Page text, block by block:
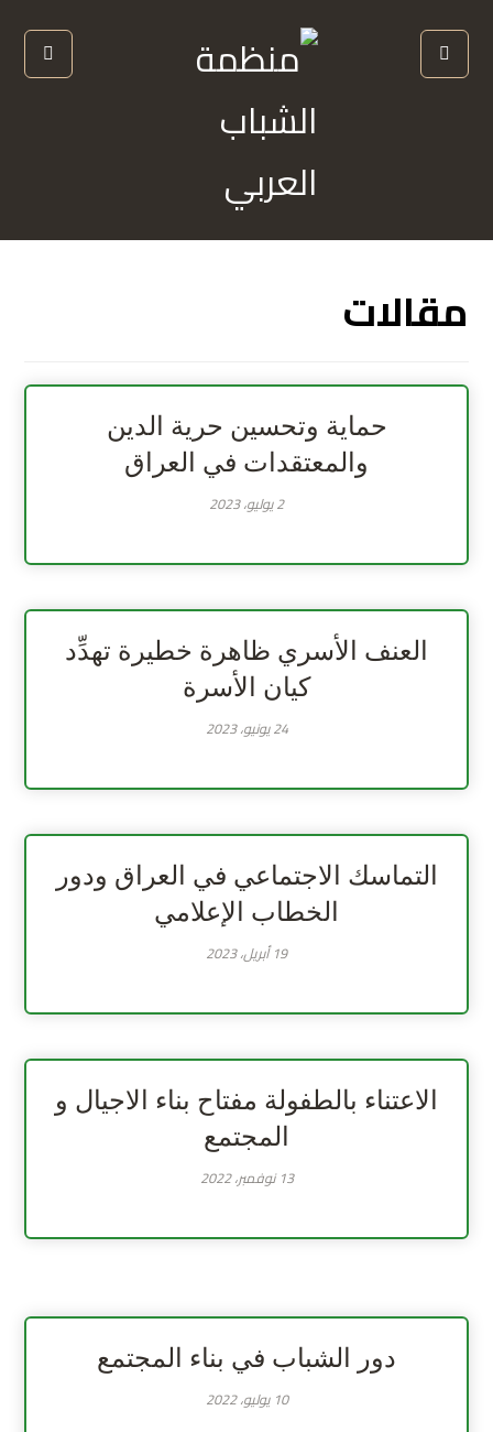
مقالات
حماية وتحسين حرية الدين
والمعتقدات في العراق
2 يوليو، 2023
العنف الأسري ظاهرة خطيرة تهدِّد
كيان الأسرة
24 يونيو، 2023
التماسك الاجتماعي في العراق ودور
الخطاب الإعلامي
19 أبريل، 2023
الاعتناء بالطفولة مفتاح بناء الاجيال و
المجتمع
13 نوفمبر، 2022
دور الشباب في بناء المجتمع
10 يوليو، 2022